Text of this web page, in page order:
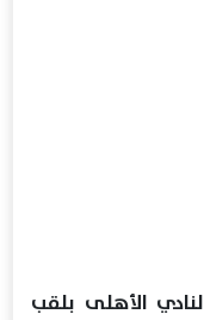
الأهلى بلقب